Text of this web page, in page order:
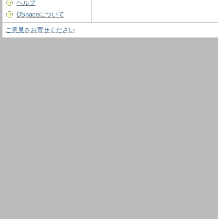
ヘルプ
DSpaceについて
ご意見をお寄せください